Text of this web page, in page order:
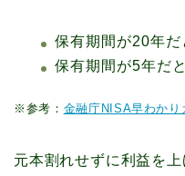
保有期間が20年
保有期間が5年だ
※参考： 金融庁NISA早わかり
元本割れせずに利益を